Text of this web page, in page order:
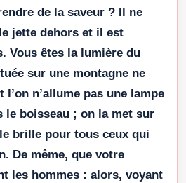
de la saveur ? Il ne
jette dehors et il est
Vous êtes la lumière du
sur une montagne ne
l’on n’allume pas une lampe
le boisseau ; on la met sur
brille pour tous ceux qui
De même, que votre
les hommes : alors, voyant